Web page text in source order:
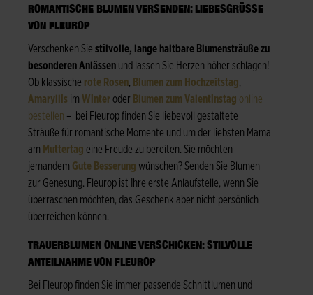
ROMANTISCHE BLUMEN VERSENDEN: LIEBESGRÜSSE V
ON FLEUROP
Verschenken Sie stilvolle, lange haltbare Blumensträuße zu
besonderen Anlässen und lassen Sie Herzen höher schlagen!
Ob klassische rote Rosen, Blumen zum Hochzeitstag,
Amaryllis im Winteroder Blumen zum Valentinstag online
bestellen – bei Fleurop finden Sie liebevoll gestaltete
Sträuße für romantische Momente und um der liebsten Mama
am Muttertag eine Freude zu bereiten. Sie möchten
jemandem Gute Besserung wünschen? Senden Sie Blumen
zur Genesung. Fleurop ist Ihre erste Anlaufstelle, wenn Sie
überraschen möchten, das Geschenk aber nicht persönlich
überreichen können.
TRAUERBLUMEN ONLINE VERSCHICKEN: STILVOLLE
ANTEILNAHME VON FLEUROP
Bei Fleurop finden Sie immer passende Schnittlumen und